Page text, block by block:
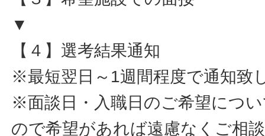
▼
【４】選考結果通知
※最短翌日～1週間程度で通知致
※面談日・入職日のご希望につ
ので希望があれば遠慮なくご相